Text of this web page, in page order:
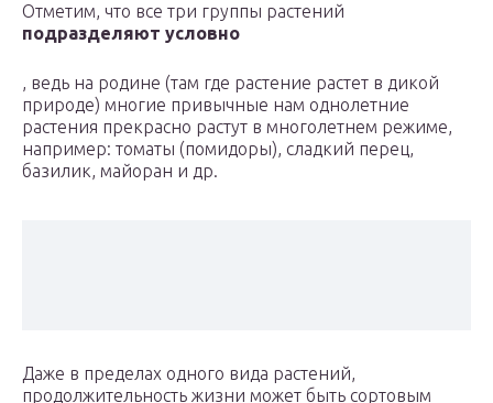
Отметим, что все три группы растений
подразделяют условно
, ведь на родине (там где растение растет в дикой
природе) многие привычные нам однолетние
растения прекрасно растут в многолетнем режиме,
например: томаты (помидоры), сладкий перец,
базилик, майоран и др.
Даже в пределах одного вида растений,
продолжительность жизни может быть сортовым